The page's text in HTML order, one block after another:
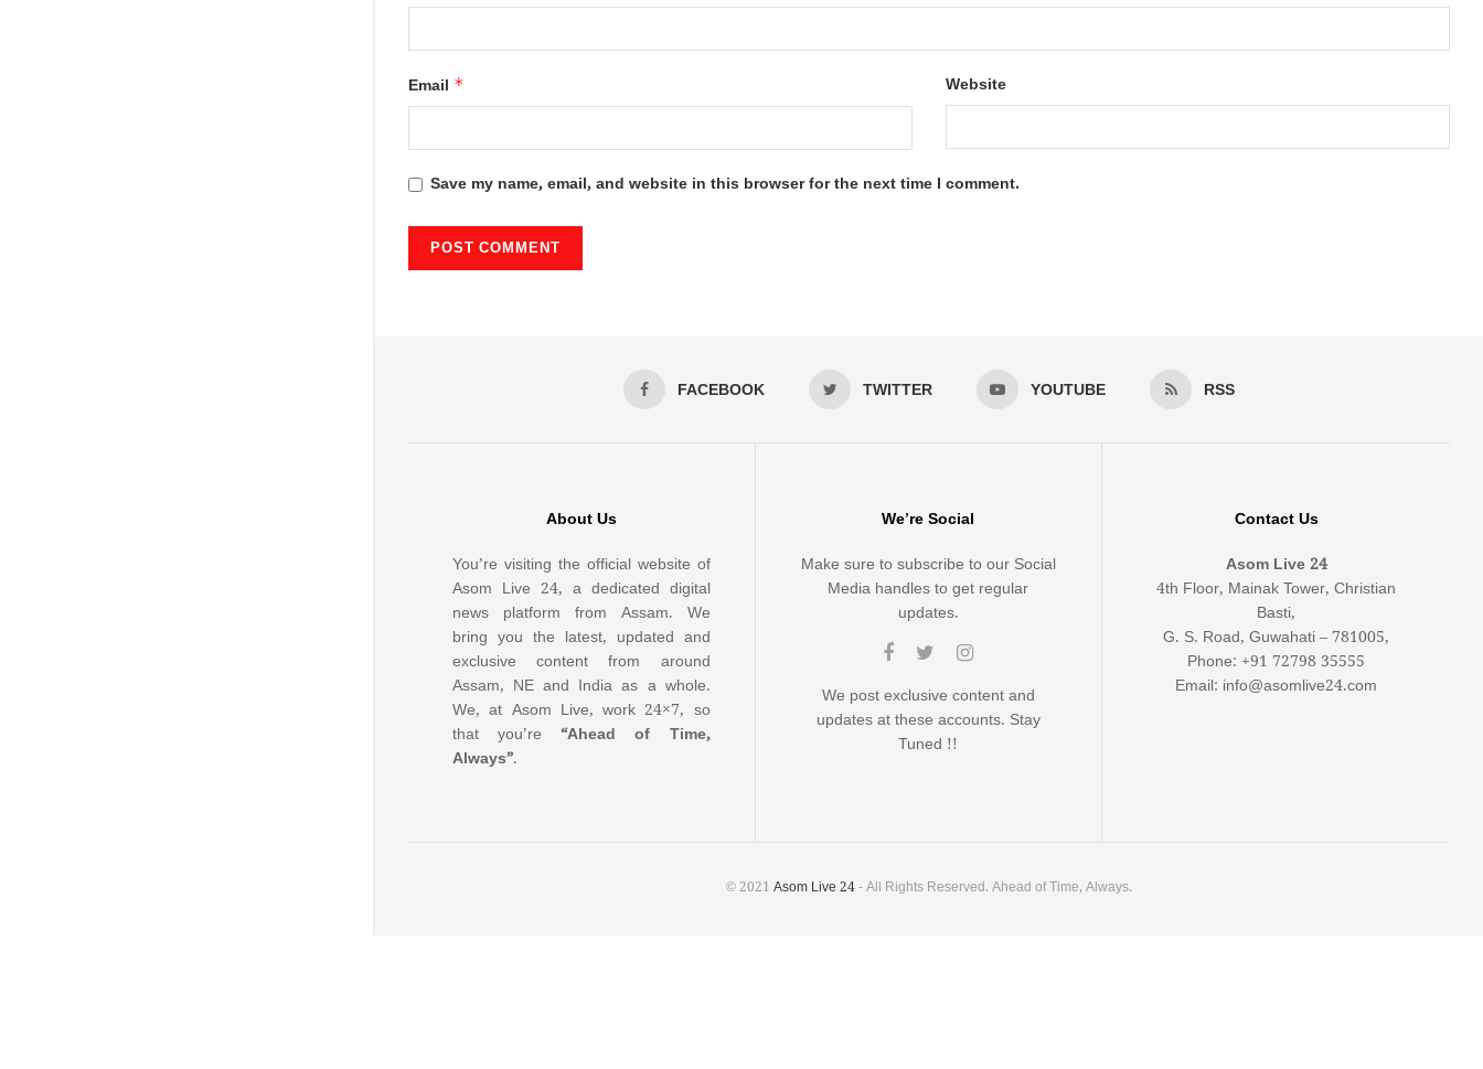
Email * Website
Save my name, email, and website in this browser for the next time I comment.
FACEBOOK TWITTER YOUTUBE RSS
About Us
You’re visiting the official website of
Asom Live 24, a dedicated digital
news platform from Assam. We
bring you the latest, updated and
exclusive content from around
Assam, NE and India as a whole.
We, at Asom Live, work 24×7, so
that you’re“Ahead of Time,
Always”.
We’re Social
Make sure to subscribe to our Social
Media handles to get regular
updates.
We post exclusive content and
updates at these accounts. Stay
Tuned !!
Contact Us
Asom Live 24
4th Floor, Mainak Tower, Christian
Basti,
G. S. Road, Guwahati – 781005,
Phone: +91 72798 35555
Email: info@asomlive24.com
© 2021 Asom Live 24- All Rights Reserved. Ahead of Time, Always.